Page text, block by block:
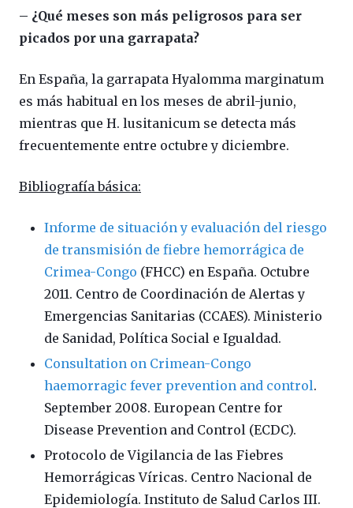
– ¿Qué meses son más peligrosos para ser
picados por una garrapata?
En España, la garrapata Hyalomma marginatum
es más habitual en los meses de abril-junio,
mientras que H. lusitanicum se detecta más
frecuentemente entre octubre y diciembre.
Bibliografía básica:
Informe de situación y evaluación del riesgo
de transmisión de fiebre hemorrágica de
Crimea-Congo (FHCC) en España. Octubre
2011. Centro de Coordinación de Alertas y
Emergencias Sanitarias (CCAES). Ministerio
de Sanidad, Política Social e Igualdad.
Consultation on Crimean-Congo
haemorragic fever prevention and control.
September 2008. European Centre for
Disease Prevention and Control (ECDC).
Protocolo de Vigilancia de las Fiebres
Hemorrágicas Víricas. Centro Nacional de
Epidemiología. Instituto de Salud Carlos III.